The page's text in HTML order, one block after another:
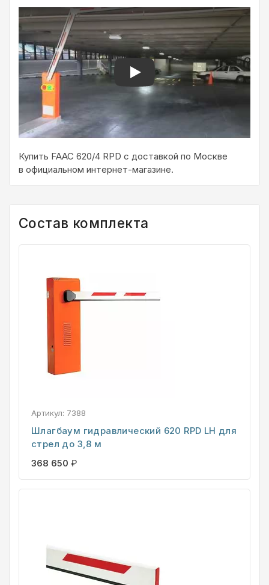
Play
Купить FAAC 620/4 RPD с доставкой по Москве
в официальном интернет-магазине.
Состав комплекта
Артикул: 7388
Шлагбаум гидравлический 620 RPD LH для
стрел до 3,8 м
368 650 ₽